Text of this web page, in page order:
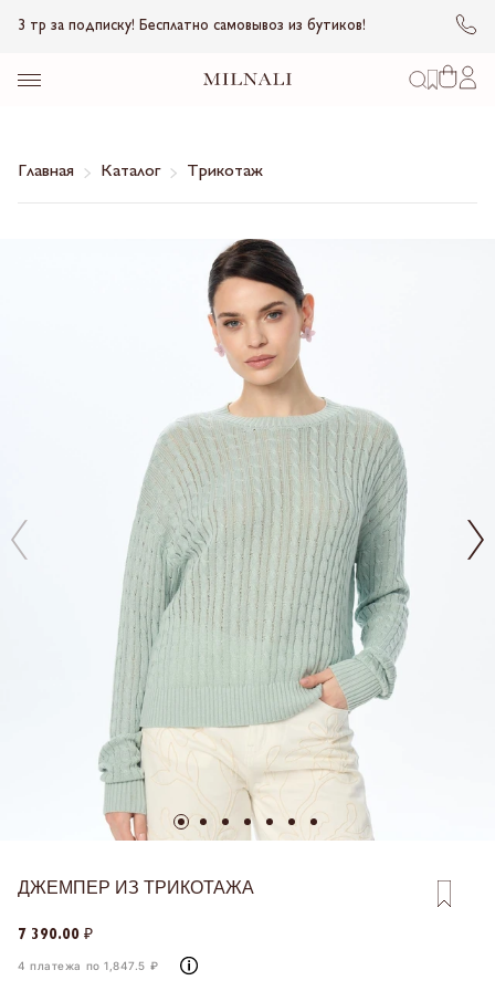
3 тр за подписку! Бесплатно самовывоз из бутиков!
Главная Каталог Трикотаж
ДЖЕМПЕР ИЗ ТРИКОТАЖА
7 390.00 ₽
4 платежа по 1,847.5 ₽